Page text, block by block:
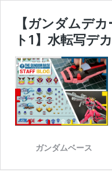
【ガンダムデ
ト1】水転写デ
ガンダムベース